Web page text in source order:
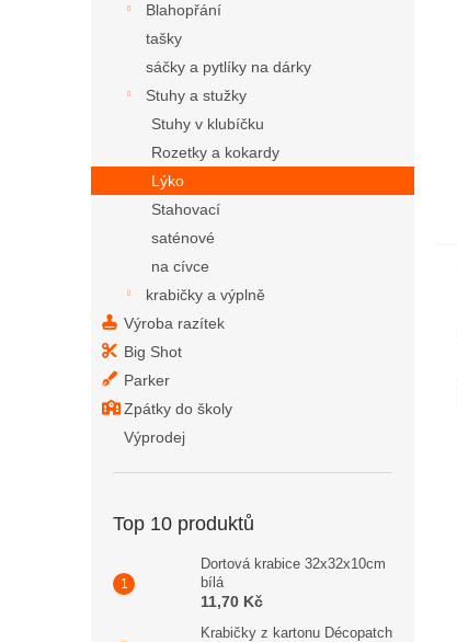
Blahopřání
tašky
sáčky a pytlíky na dárky
Stuhy a stužky
Stuhy v klubíčku
Rozetky a kokardy
Lýko
Stahovací
saténové
na cívce
krabičky a výplně
Výroba razítek
Big Shot
Parker
Zpátky do školy
Výprodej
Top 10 produktů
Dortová krabice 32x32x10cm
bílá
11,70 Kč
Krabičky z kartonu Décopatch